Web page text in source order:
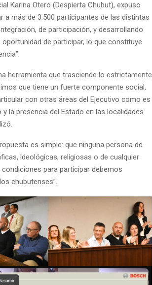
Karina Otero (Despierta Chubut), expuso
a más de 3.500 participantes de las distintas
de participación, y desarrollando
de participar, lo que constituye
herramienta que trasciende lo estrictamente
que tiene un fuerte componente social,
con otras áreas del Ejecutivo como es
la presencia del Estado en las localidades
es simple: que ninguna persona de
ideológicas, religiosas o de cualquier
para participar debemos
chubutenses”.